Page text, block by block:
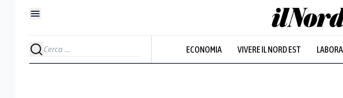
ECONOMIA VIVERE IL NORD EST